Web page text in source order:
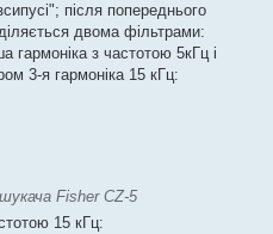
після попереднього
двома фільтрами:
гармоніка з частотою 5кГц і
3-я гармоніка 15 кГц:
Fisher CZ-5
15 кГц: